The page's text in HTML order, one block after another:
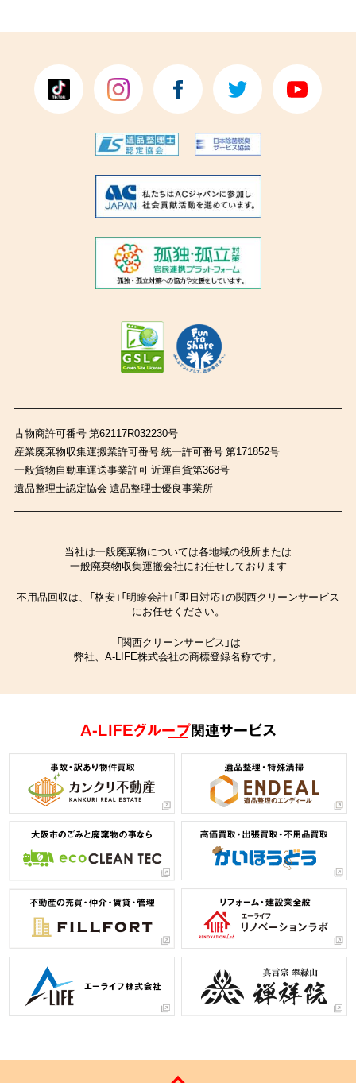
古物商許可番号 第62117R032230号
産業廃棄物収集運搬業許可番号 統一許可番号 第171852号
一般貨物自動車運送事業許可 近運自貨第368号
遺品整理士認定協会 遺品整理士優良事業所
当社は一般廃棄物については各地域の役所または
一般廃棄物収集運搬会社にお任せしております
不用品回収は、「格安」「明瞭会計」「即日対応」の関西クリーンサービス
にお任せください。
「関西クリーンサービス」は
弊社、A-LIFE株式会社の商標登録名称です。
A-LIFEグループ関連サービス